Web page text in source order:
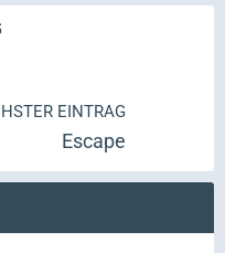
EINTRAG
Escape